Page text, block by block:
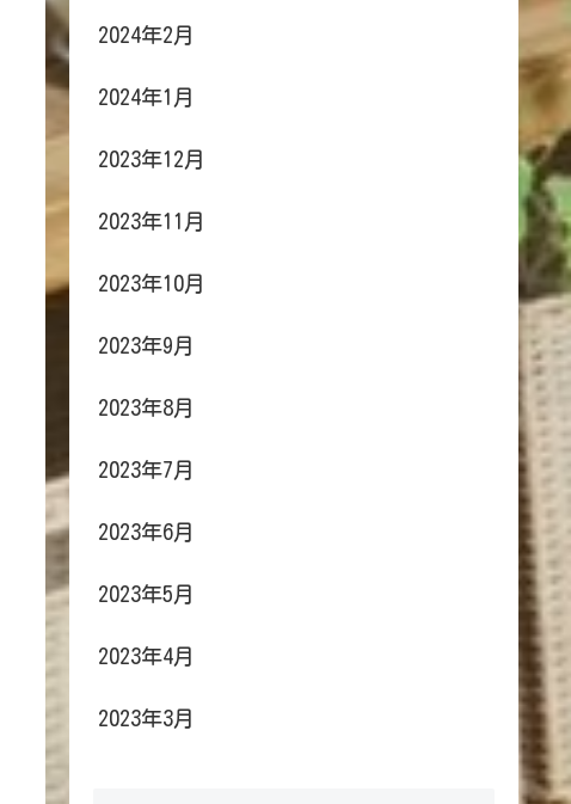
2024年2月
2024年1月
2023年12月
2023年11月
2023年10月
2023年9月
2023年8月
2023年7月
2023年6月
2023年5月
2023年4月
2023年3月